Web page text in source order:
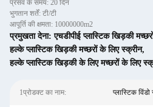
प्रसव के समय: 20 दिन
भुगतान शर्तें: टी/टी
आपूर्ति की क्षमता: 10000000m2
प्रमुखता देना:एचडीपीई प्लास्टिक खिड़की
हल्के प्लास्टिक खिड़की मच्छरों के लिए स्क्रीन,
हल्के प्लास्टिक खिड़की के लिए मच्छरों के लिए
1प्रोडक्ट का नाम: प्लास्टिक विंडो